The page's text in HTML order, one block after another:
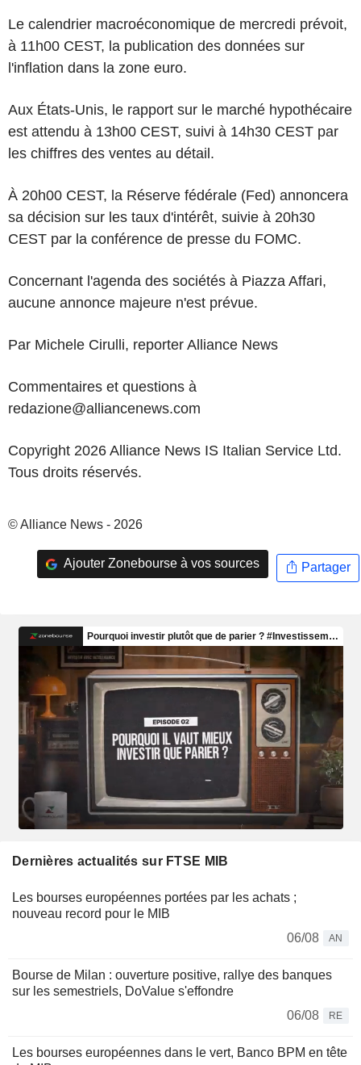
Le calendrier macroéconomique de mercredi prévoit,
à 11h00 CEST, la publication des données sur
l'inflation dans la zone euro.
Aux États-Unis, le rapport sur le marché hypothécaire
est attendu à 13h00 CEST, suivi à 14h30 CEST par
les chiffres des ventes au détail.
À 20h00 CEST, la Réserve fédérale (Fed) annoncera
sa décision sur les taux d'intérêt, suivie à 20h30
CEST par la conférence de presse du FOMC.
Concernant l'agenda des sociétés à Piazza Affari,
aucune annonce majeure n'est prévue.
Par Michele Cirulli, reporter Alliance News
Commentaires et questions à
redazione@alliancenews.com
Copyright 2026 Alliance News IS Italian Service Ltd.
Tous droits réservés.
© Alliance News - 2026
Ajouter Zonebourse à vos sources Partager
Dernières actualités sur FTSE MIB
Les bourses européennes portées par les achats ;
nouveau record pour le MIB
06/08
AN
Bourse de Milan : ouverture positive, rallye des banques
sur les semestriels, DoValue s'effondre
06/08
RE
Les bourses européennes dans le vert, Banco BPM en tête